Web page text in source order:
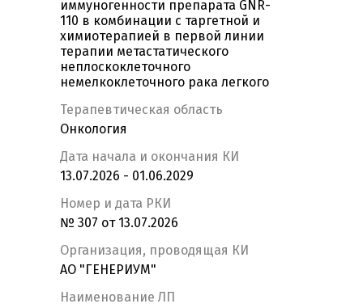
иммуногенности препарата GNR-
110 в комбинации с таргетной и
химиотерапией в первой линии
терапии метастатического
неплоскоклеточного
немелкоклеточного рака легкого
Терапевтическая область
Онкология
Дата начала и окончания КИ
13.07.2026 - 01.06.2029
Номер и дата РКИ
№ 307 от 13.07.2026
Организация, проводящая КИ
АО "ГЕНЕРИУМ"
Наименование ЛП